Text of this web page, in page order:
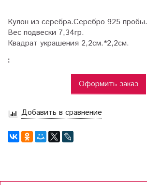
Кулон из серебра.Серебро 925 пробы.
Вес подвески 7,34гр.
Квадрат украшения 2,2см.*2,2см.
:
Оформить заказ
Добавить в сравнение